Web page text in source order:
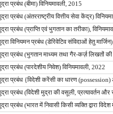
प्रबंध (बीमा) विनियमावली, 2015
प्रबंध (अंतरराष्ट्रीय वित्तीय सेवा केंद्र)
प्रबंध (प्राप्ति एवं भुगतान का तरीका),
विनियमन प्रबंध (डेरिवेटिव संविदाओं हेतु
प्रबंध (भुगतान माध्यम तथा गैर-कर्ज़ लिखतों की
प्रबंध (पारदेशीय निवेश) विनियमावली, 2022
प्रबंध {विदेशी करेंसी का धारण
प्रबंध (विदेशी मुद्रा की वसूली, प्रत्यावर्तन और
प्रबंध (भारत में निवासी किसी व्यक्ति द्वारा